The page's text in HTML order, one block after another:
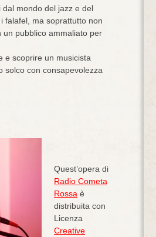
mondo del jazz e del
falafel, ma soprattutto non
un pubblico ammaliato per
e scoprire un musicista
solco con consapevolezza
Quest’opera di
Radio Cometa
Rossa è
distribuita con
Licenza
Creative